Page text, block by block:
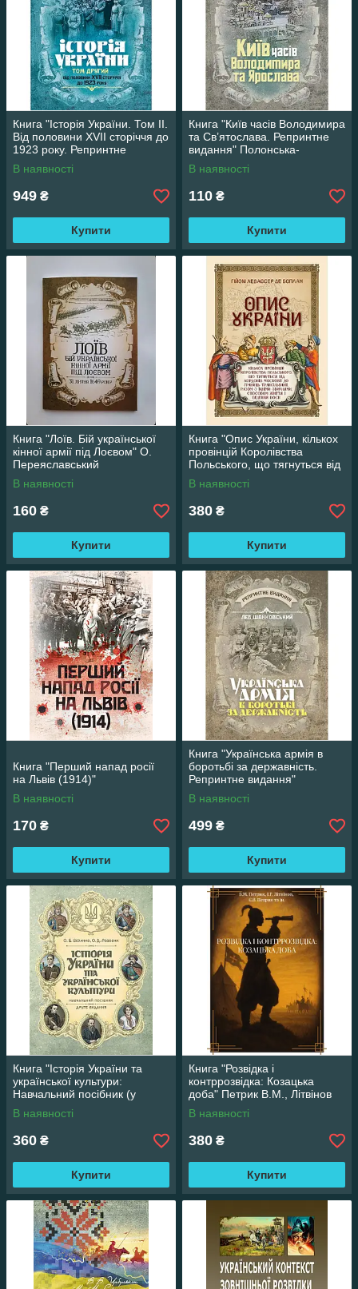
Книга "Історія України. Том ІІ.
Від половини XVII сторіччя до
1923 року. Репринтне
видання" Полонська-
Василенко Наталія
В наявності
949 ₴
Купити
Книга "Київ часів Володимира
та Св’ятослава. Репринтне
видання" Полонська-
Василенко Наталія
В наявності
110 ₴
Купити
Книга "Лоїв. Бій української
кінної армії під Лоєвом" О.
Переяславський
В наявності
160 ₴
Купити
Книга "Опис України, кількох
провінцій Королівства
Польського, що тягнуться від
кордонів Московії до границь
Трансільванії"
В наявності
380 ₴
Купити
Книга "Перший напад росії
на Львів (1914)"
В наявності
170 ₴
Купити
Книга "Українська армія в
боротьбі за державність.
Репринтне видання"
Шанковський Лев
В наявності
499 ₴
Купити
Книга "Історія України та
української культури:
Навчальний посібник (у
конспективному викладі).
Видання 2-ге, перероблене"
В наявності
360 ₴
Купити
Книга "Розвідка і
контррозвідка: Козацька
доба" Петрик В.М., Літвінов
І.Г., Петрик Є.В.
В наявності
380 ₴
Купити